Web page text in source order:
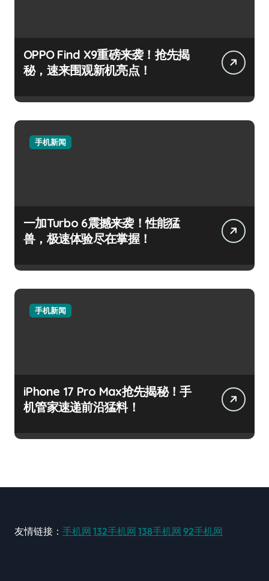
OPPO Find X9重磅来袭！抢先揭
秘，速来围观新机亮点！
手机新闻
一加Turbo 6震撼来袭！性能猛
兽，极速体验尽在掌握！
手机新闻
iPhone 17 Pro Max抢先揭秘！手
机管家速递前沿猛料！
友情链接： 手机网 132手机网 138手机网 92手机网